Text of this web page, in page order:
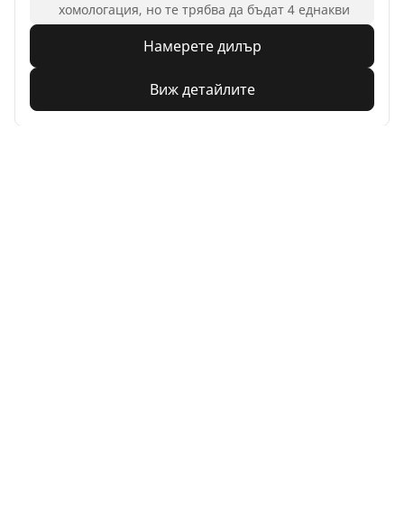
хомологация, но те трябва да бъдат 4 еднакви
Намерете дилър
Виж детайлите